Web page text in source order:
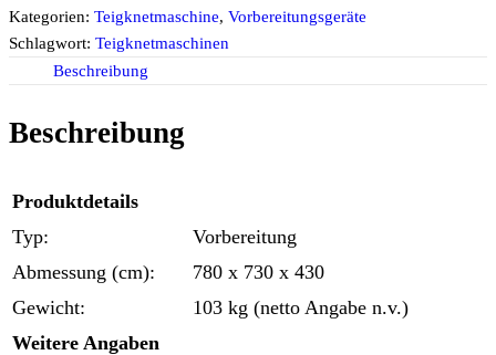
Kategorien: Teigknetmaschine, Vorbereitungsgeräte
Schlagwort: Teigknetmaschinen
Beschreibung
Beschreibung
Produktdetails
Typ:
Vorbereitung
Abmessung (cm):
780 x 730 x 430
Gewicht:
103 kg (netto Angabe n.v.)
Weitere Angaben